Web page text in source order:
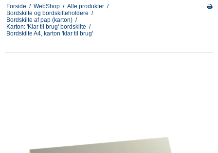
Forside / WebShop / Alle produkter /
Bordskilte og bordskilteholdere /
Bordskilte af pap (karton) /
Karton: 'Klar til brug' bordskilte /
Bordskilte A4, karton 'klar til brug'